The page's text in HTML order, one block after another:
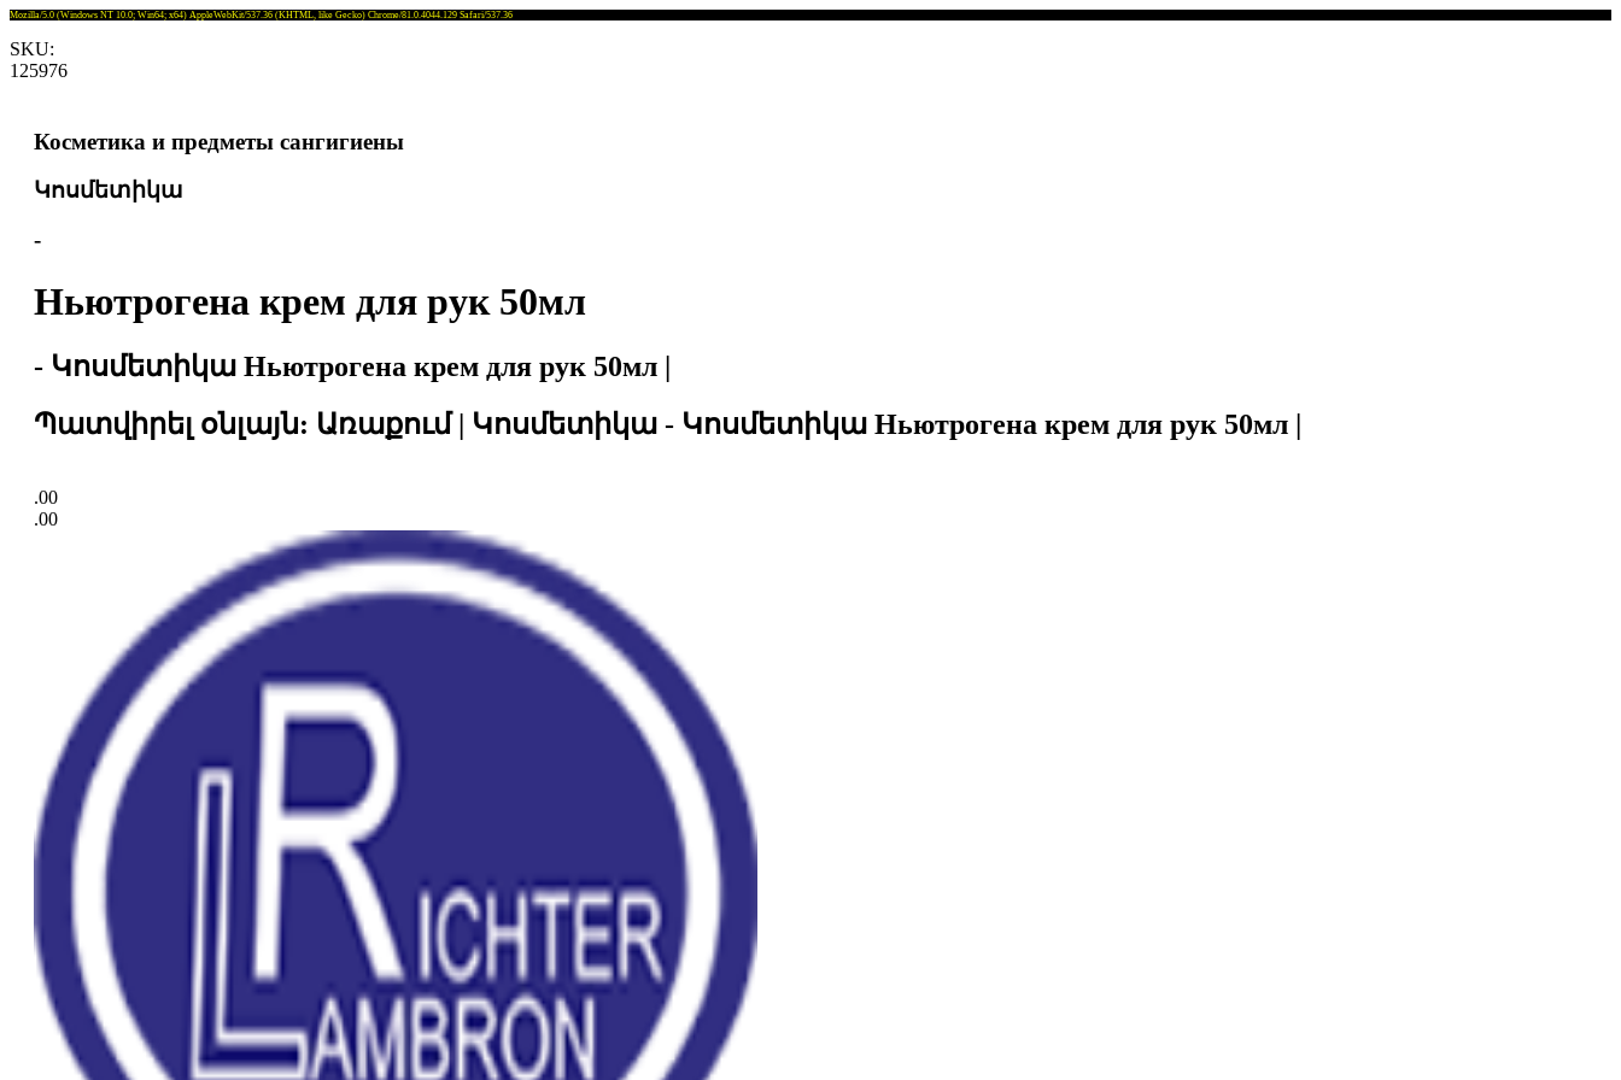
Mozilla/5.0 (Windows NT 10.0; Win64; x64) AppleWebKit/537.36 (KHTML, like Gecko) Chrome/81.0.4044.129 Safari/537.36
SKU:
125976
Косметика и предметы сангигиены
Կոսմետիկա
-
Ньютрогена крем для рук 50мл
- Կոսմետիկա Ньютрогена крем для рук 50мл |
Պատվիրել օնլայն: Առաքում | Կոսմետիկա - Կոսմետիկա Ньютрогена крем для рук 50мл |
.00
.00